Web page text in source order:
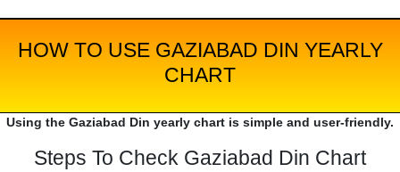
HOW TO USE GAZIABAD DIN YEARLY
CHART
Using the Gaziabad Din yearly chart is simple and user-friendly.
Steps To Check Gaziabad Din Chart